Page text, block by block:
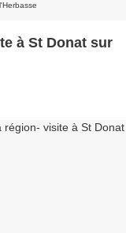
à St Donat sur